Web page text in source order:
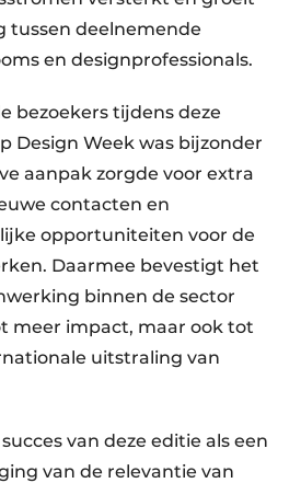
tussen deelnemende
en designprofessionals.
bezoekers tijdens deze
Design Week was bijzonder
aanpak zorgde voor extra
contacten en
opportuniteiten voor de
Daarmee bevestigt het
binnen de sector
meer impact, maar ook tot
uitstraling van
van deze editie als een
van de relevantie van